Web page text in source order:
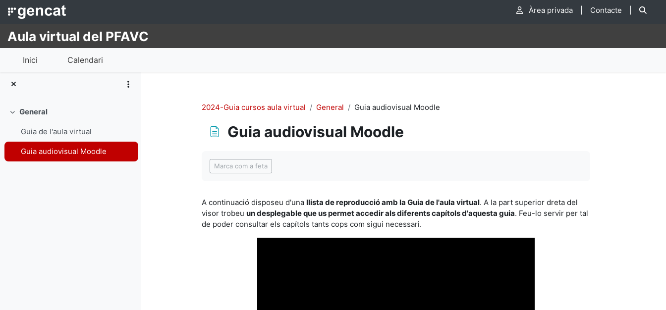
Ves al contingut principal
Àrea privada Contacte
Aula virtual del PFAVC
Inici Calendari
Redueix
General
Guia de l'aula virtual
Guia audiovisual Moodle
2024-Guia cursos aula virtual General Guia audiovisual Moodle
Guia audiovisual Moodle
Marca com a feta
A continuació disposeu d'una llista de reproducció amb la Guia de l'aula virtual. A la part superior dreta del
visor trobeu un desplegable que us permet accedir als diferents capítols d'aquesta guia. Feu-lo servir per tal
de poder consultar els capítols tants cops com sigui necessari.